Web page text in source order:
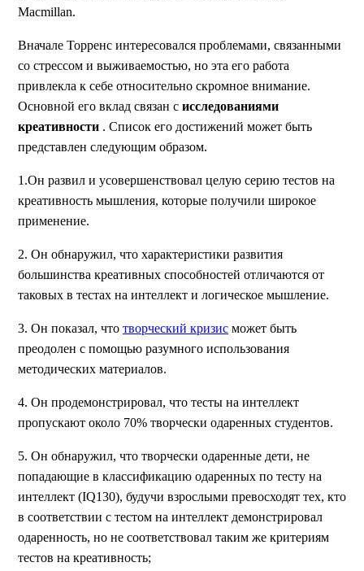
Macmillan.
Вначале Торренс интересовался проблемами, связанными
со стрессом и выживаемостью, но эта его работа
привлекла к себе относительно скромное внимание.
Основной его вклад связан с исследованиями
креативности . Список его достижений может быть
представлен следующим образом.
1.Он развил и усовершенствовал целую серию тестов на
креативность мышления, которые получили широкое
применение.
2. Он обнаружил, что характеристики развития
большинства креативных способностей отличаются от
таковых в тестах на интеллект и логическое мышление.
3. Он показал, что творческий кризис может быть
преодолен с помощью разумного использования
методических материалов.
4. Он продемонстрировал, что тесты на интеллект
пропускают около 70% творчески одаренных студентов.
5. Он обнаружил, что творчески одаренные дети, не
попадающие в классификацию одаренных по тесту на
интеллект (IQ130), будучи взрослыми превосходят тех, кто
в соответствии с тестом на интеллект демонстрировал
одаренность, но не соответствовал таким же критериям
тестов на креативность;